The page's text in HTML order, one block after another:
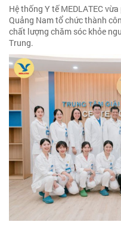
Hệ thống Y tế MEDLATEC
Quảng Nam tổ chức thành
chất lượng chăm sóc khỏe
Trung.